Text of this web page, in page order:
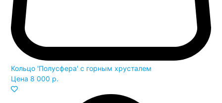
Кольцо 'Полусфера' с горным хрусталем
Цена 8 000 р.